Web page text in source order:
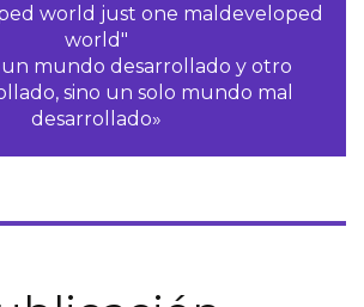
world just one maldeveloped
world"
un mundo desarrollado y otro
sino un solo mundo mal
desarrollado»